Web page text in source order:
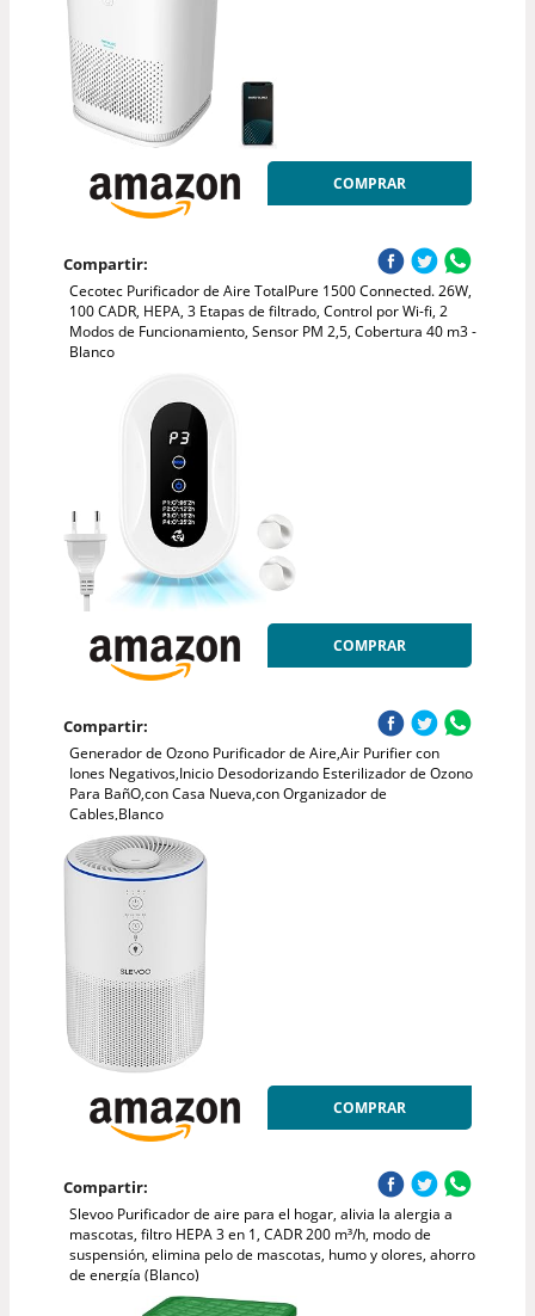
COMPRAR
Compartir:
Cecotec Purificador de Aire TotalPure 1500 Connected. 26W,
100 CADR, HEPA, 3 Etapas de filtrado, Control por Wi-fi, 2
Modos de Funcionamiento, Sensor PM 2,5, Cobertura 40 m3 -
Blanco
COMPRAR
Compartir:
Generador de Ozono Purificador de Aire,Air Purifier con
Iones Negativos,Inicio Desodorizando Esterilizador de Ozono
Para BañO,con Casa Nueva,con Organizador de
Cables,Blanco
COMPRAR
Compartir:
Slevoo Purificador de aire para el hogar, alivia la alergia a
mascotas, filtro HEPA 3 en 1, CADR 200 m³/h, modo de
suspensión, elimina pelo de mascotas, humo y olores, ahorro
de energía (Blanco)